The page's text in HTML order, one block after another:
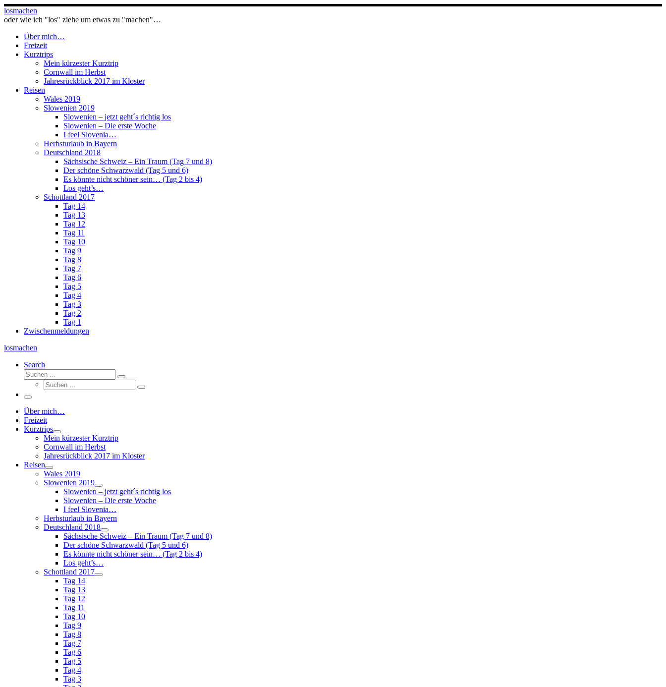
Zum
Inhalt
losmachen
oder wie ich "los" ziehe um etwas zu "machen"…
Über mich…
Freizeit
Kurztrips
Mein kürzester Kurztrip
Cornwall im Herbst
Jahresrückblick 2017 im Kloster
Reisen
Wales 2019
Slowenien 2019
Slowenien – jetzt geht´s richtig los
Slowenien – Die erste Woche
I feel Slovenia…
Herbsturlaub in Bayern
Deutschland 2018
Sächsische Schweiz – Ein Traum (Tag 7 und 8)
Der schöne Schwarzwald (Tag 5 und 6)
Es könnte nicht schöner sein… (Tag 2 bis 4)
Los geht’s…
Schottland 2017
Tag 14
Tag 13
Tag 12
Tag 11
Tag 10
Tag 9
Tag 8
Tag 7
Tag 6
Tag 5
Tag 4
Tag 3
Tag 2
Tag 1
Zwischenmeldungen
losmachen
Search
Suche
Suchen
Suche
Suchen
Menü
Über mich…
Freizeit
Kurztrips
Mein kürzester Kurztrip
Cornwall im Herbst
Jahresrückblick 2017 im Kloster
Reisen
Wales 2019
Slowenien 2019
Slowenien – jetzt geht´s richtig los
Slowenien – Die erste Woche
I feel Slovenia…
Herbsturlaub in Bayern
Deutschland 2018
Sächsische Schweiz – Ein Traum (Tag 7 und 8)
Der schöne Schwarzwald (Tag 5 und 6)
Es könnte nicht schöner sein… (Tag 2 bis 4)
Los geht’s…
Schottland 2017
Tag 14
Tag 13
Tag 12
Tag 11
Tag 10
Tag 9
Tag 8
Tag 7
Tag 6
Tag 5
Tag 4
Tag 3